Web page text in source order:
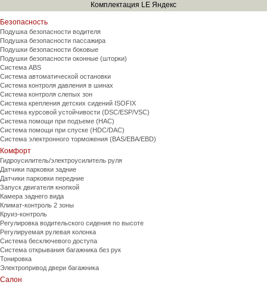
Комплектация LE Яндекс
Безопасность
Подушка безопасности водителя
Подушка безопасности пассажира
Подушки безопасности боковые
Подушки безопасности оконные (шторки)
Система ABS
Система автоматической остановки
Система контроля давления в шинах
Система контроля слепых зон
Система крепления детских сидений ISOFIX
Система курсовой устойчивости (DSC/ESP/VSC)
Система помощи при подъеме (HAC)
Система помощи при спуске (HDC/DAC)
Система электронного торможения (BAS/EBA/EBD)
Комфорт
Гидроусилитель/электроусилитель руля
Датчики парковки задние
Датчики парковки передние
Запуск двигателя кнопкой
Камера заднего вида
Климат-контроль 2 зоны
Круиз-контроль
Регулировка водительского сидения по высоте
Регулируемая рулевая колонка
Система бесключевого доступа
Система открывания багажника без рук
Тонировка
Электропривод двери багажника
Салон